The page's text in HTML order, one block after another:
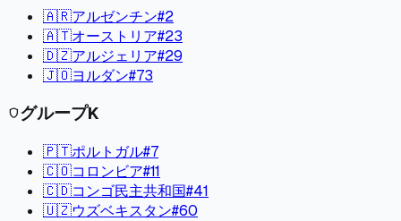
🇦🇷アルゼンチン#2
🇦🇹オーストリア#23
🇩🇿アルジェリア#29
🇯🇴ヨルダン#73
shieldグループK
🇵🇹ポルトガル#7
🇨🇴コロンビア#11
🇨🇩コンゴ民主共和国#41
🇺🇿ウズベキスタン#60